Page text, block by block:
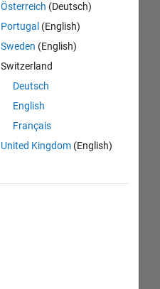
Österreich (Deutsch)
Portugal (English)
Sweden (English)
Switzerland
Deutsch
English
Français
United Kingdom(English)